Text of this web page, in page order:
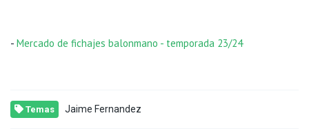
- Mercado de fichajes balonmano - temporada 23/24
Temas Jaime Fernandez